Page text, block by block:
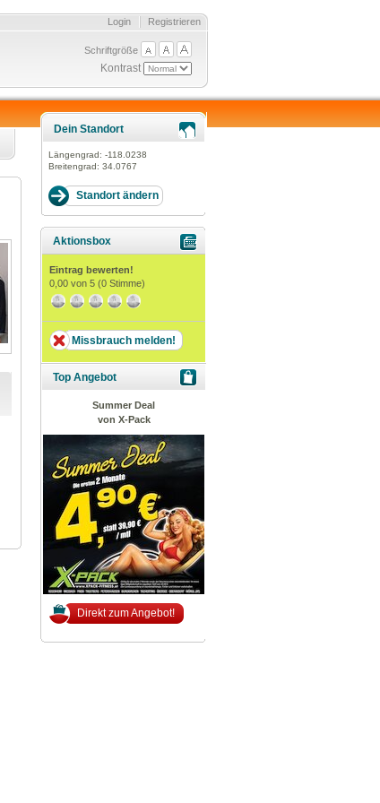
Registrieren
Login
Schriftgröße
Kontrast
Dein Standort
Längengrad: -118.0238
Breitengrad: 34.0767
Aktionsbox
Eintrag bewerten!
0,00 von 5 (0 Stimme)
Missbrauch melden!
Top Angebot
Summer Deal
von X-Pack
Direkt zum Angebot!